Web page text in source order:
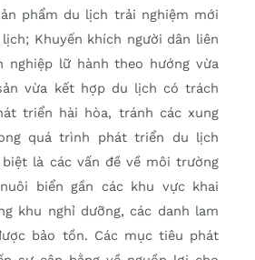
phẩm du lịch trải nghiệm mới
Khuyến khích người dân liên
nghiệp lữ hành theo hướng vừa
vừa kết hợp du lịch có trách
triển hài hòa, tránh các xung
quá trình phát triển du lịch
là các vấn đề về môi trường
biển gần các khu vực khai
khu nghỉ dưỡng, các danh lam
bảo tồn. Các mục tiêu phát